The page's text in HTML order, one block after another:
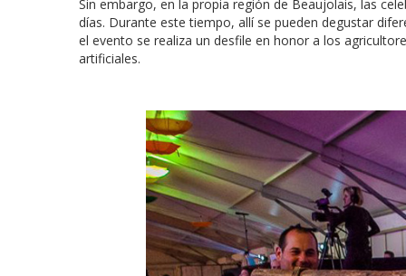
Sin embargo, en la propia región de Beaujolais, las
días. Durante este tiempo, allí se pueden degustar
el evento se realiza un desfile en honor a los
artificiales.